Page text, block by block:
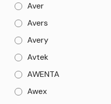
Aver
Avers
Avery
Avtek
AWENTA
Awex